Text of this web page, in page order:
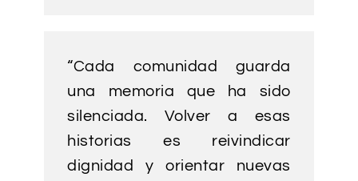
“Cada comunidad guarda
una memoria que ha sido
silenciada. Volver a esas
historias es reivindicar
dignidad y orientar nuevas